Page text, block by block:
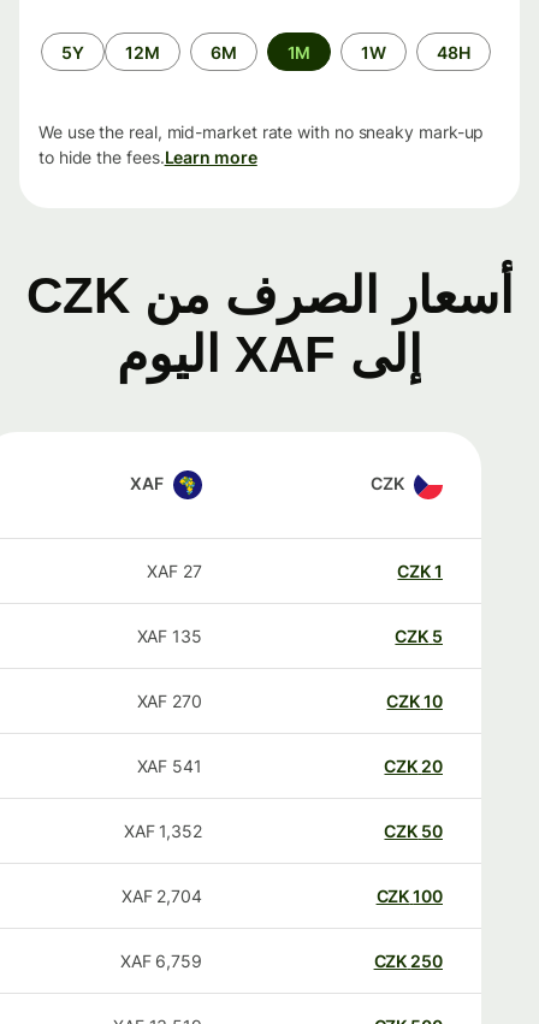
الفترة
الزمنية
48H
1W
1M
6M
12M
5Y
We use the real, mid-market rate with no sneaky mark-up
to hide the fees.Learn more
أسعار الصرف من CZK
إلى XAF اليوم
CZK
XAF
CZK
XAF
CZK
135
XAF
CZK
270
XAF
20
CZK
541
XAF
50
CZK
1,352
XAF
100
CZK
2,704
XAF
250
CZK
6,759
XAF